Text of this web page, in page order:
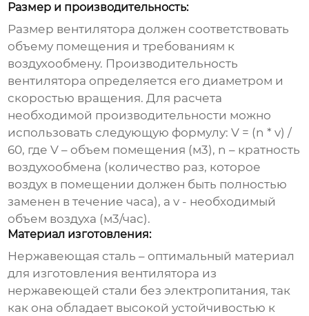
Размер и производительность:
Размер вентилятора должен соответствовать
объему помещения и требованиям к
воздухообмену. Производительность
вентилятора определяется его диаметром и
скоростью вращения. Для расчета
необходимой производительности можно
использовать следующую формулу: V = (n * v) /
60, где V – объем помещения (м3), n – кратность
воздухообмена (количество раз, которое
воздух в помещении должен быть полностью
заменен в течение часа), а v - необходимый
объем воздуха (м3/час).
Материал изготовления:
Нержавеющая сталь – оптимальный материал
для изготовления вентилятора из
нержавеющей стали без электропитания, так
как она обладает высокой устойчивостью к